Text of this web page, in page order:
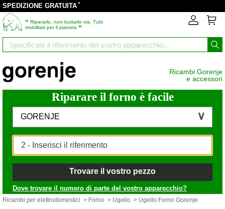
SPEDIZIONE GRATUITA*
‟ Ripararlo, non buttarlo via. Tutti
mobilitati per il pianeta ”
Ricambi Gorenje
e accessori
Riparare il forno è facile
GORENJE
Trovare il vostro pezzo
Dove trovare il numero di parte del vostro apparecchio?
Ricambi per elettrodomestici > Forno > Ugello > Ugello Forno Gorenje